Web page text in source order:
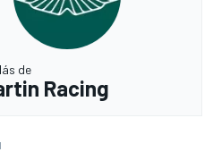
de
Racing